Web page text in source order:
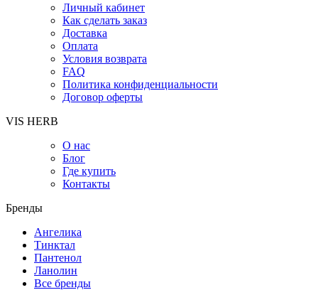
Личный кабинет
Как сделать заказ
Доставка
Оплата
Условия возврата
FAQ
Политика конфиденциальности
Договор оферты
VIS HERB
О нас
Блог
Где купить
Контакты
Бренды
Ангелика
Тинктал
Пантенол
Ланолин
Все бренды